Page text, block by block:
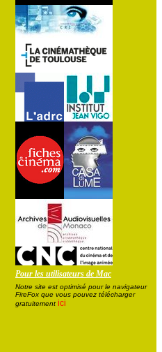
Pour les utilisateurs de Mac
Notre site est optimisé pour le navigateur
FireFox que vous pouvez télécharger
gratuitement ici